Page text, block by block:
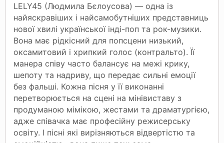
LELY45 (Людмила Бєлоусова) — одна із
найяскравіших і найсамобутніших представниць
нової хвилі української інді-поп та рок-музики.
Вона має рідкісний для попсцени низький,
оксамитовий і хрипкий голос (контральто). Її
манера співу часто балансує на межі крику,
шепоту та надриву, що передає сильні емоції
без фальші. Кожна пісня у її виконанні
перетворюється на сценi на мінівиставу з
продуманою мімікою, жестами та драматургією,
адже співачка має професійну режисерську
освіту. І пісні які вирізняються відвертістю та